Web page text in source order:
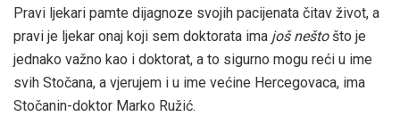
Pravi ljekari pamte dijagnoze svojih pacijenata čitav život, a
pravi je ljekar onaj koji sem doktorata ima još neštošto je
jednako važno kao i doktorat, a to sigurno mogu reći u ime
svih Stočana, a vjerujem i u ime većine Hercegovaca, ima
Stočanin-doktor Marko Ružić.